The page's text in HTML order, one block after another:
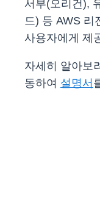
서부(오리건),
드) 등 AWS 리
사용자에게 제
자세히 알아보
동하여 설명서